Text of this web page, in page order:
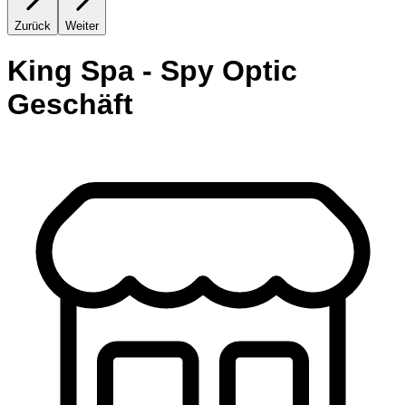
Zurück Weiter
King Spa - Spy Optic
Geschäft